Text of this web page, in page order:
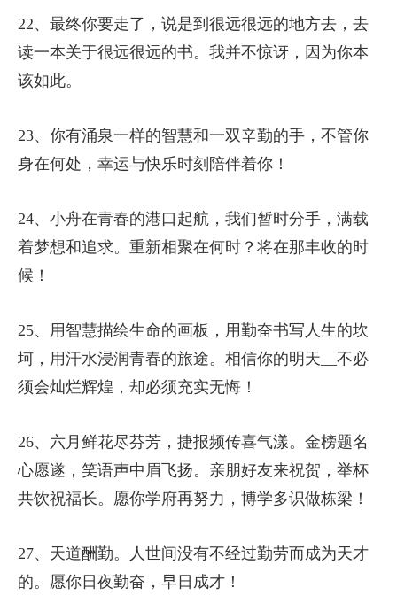
22、最终你要走了，说是到很远很远的地方去，去
读一本关于很远很远的书。我并不惊讶，因为你本
该如此。
23、你有涌泉一样的智慧和一双辛勤的手，不管你
身在何处，幸运与快乐时刻陪伴着你！
24、小舟在青春的港口起航，我们暂时分手，满载
着梦想和追求。重新相聚在何时？将在那丰收的时
候！
25、用智慧描绘生命的画板，用勤奋书写人生的坎
坷，用汗水浸润青春的旅途。相信你的明天__不必
须会灿烂辉煌，却必须充实无悔！
26、六月鲜花尽芬芳，捷报频传喜气漾。金榜题名
心愿遂，笑语声中眉飞扬。亲朋好友来祝贺，举杯
共饮祝福长。愿你学府再努力，博学多识做栋梁！
27、天道酬勤。人世间没有不经过勤劳而成为天才
的。愿你日夜勤奋，早日成才！